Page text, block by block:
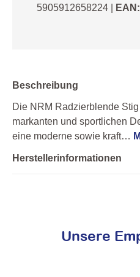
5905912658224
EAN:
Beschreibung
Die NRM Radzierblende
markanten und sportlichen
eine moderne sowie kraft…
Herstellerinformationen
Unsere